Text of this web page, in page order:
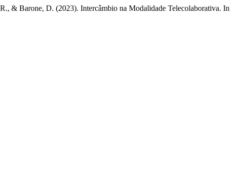
& Barone, D. (2023). Intercâmbio na Modalidade Telecolaborativa. In